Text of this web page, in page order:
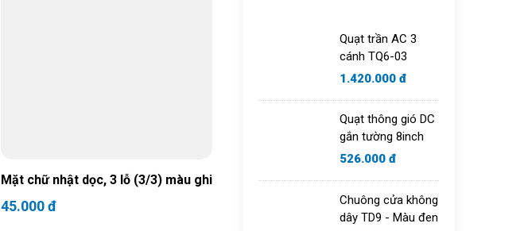
Mặt chữ nhật dọc, 3 lỗ (3/3) màu ghi
45.000 đ
Quạt trần AC 3
cánh TQ6-03
1.420.000 đ
Quạt thông gió DC
gắn tường 8inch
526.000 đ
Chuông cửa không
dây TD9 - Màu đen